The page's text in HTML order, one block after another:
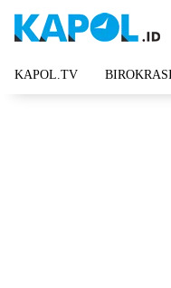
KAPOL.TV BIROKRASI